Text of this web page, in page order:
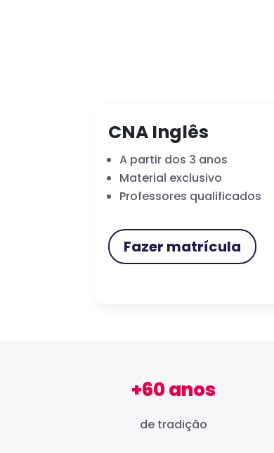
CNA Inglês
A partir dos 3 anos
Material exclusivo
Professores qualificados
Fazer matrícula
+60 anos
de tradição